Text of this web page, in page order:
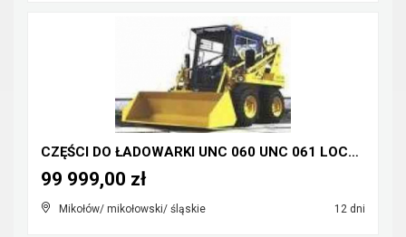
CZĘŚCI DO ŁADOWARKI UNC 060 UNC 061 LOCUST 750 UN ...
Mikołów/ mikołowski/ śląskie 12 dni
99 999,00 zł